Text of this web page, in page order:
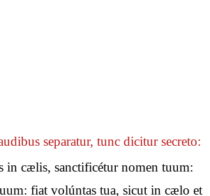
separatur, tunc dicitur secreto:
in cælis, sanctificétur nomen tuum:
fiat volúntas tua, sicut in cælo et